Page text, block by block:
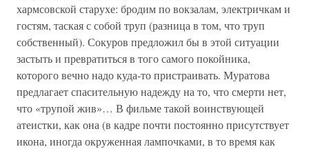
хармсовской старухе: бродим по вокзалам, электричкам и
гостям, таская с собой труп (разница в том, что труп
собственный). Сокуров предложил бы в этой ситуации
застыть и превратиться в того самого покойника,
которого вечно надо куда-то пристраивать. Муратова
предлагает спасительную надежду на то, что смерти нет,
что «трупой жив»… В фильме такой воинствующей
атеистки, как она (в кадре почти постоянно присутствует
икона, иногда окруженная лампочками, в то время как